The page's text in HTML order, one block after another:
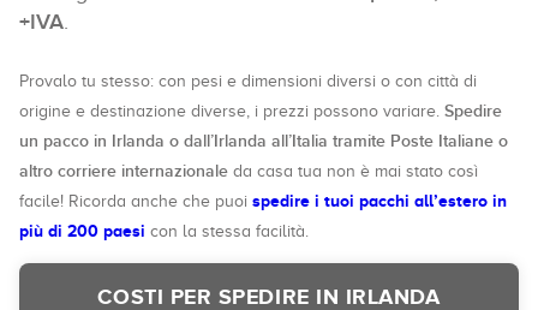
+IVA.
Provalo tu stesso: con pesi e dimensioni diversi o con città di
origine e destinazione diverse, i prezzi possono variare. Spedire
un pacco in Irlanda o dall’Irlanda all’Italia tramite Poste Italiane o
altro corriere internazionale da casa tua non è mai stato così
facile! Ricorda anche che puoi spedire i tuoi pacchi all’estero in
più di 200 paesi con la stessa facilità.
COSTI PER SPEDIRE IN IRLANDA